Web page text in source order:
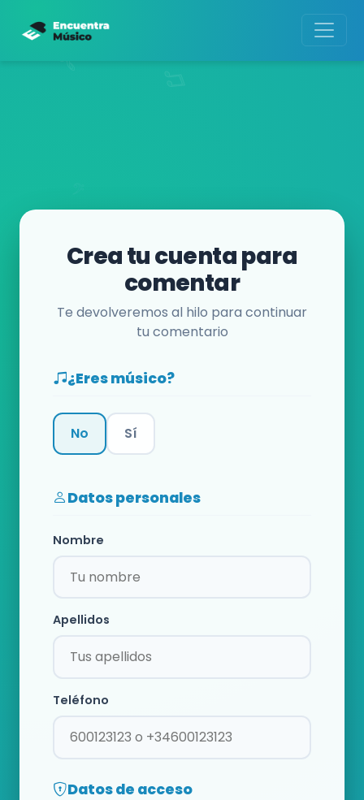
Crea tu cuenta para
comentar
Te devolveremos al hilo para continuar
tu comentario
¿Eres músico?
No Sí
Datos personales
Nombre
Apellidos
Teléfono
Datos de acceso